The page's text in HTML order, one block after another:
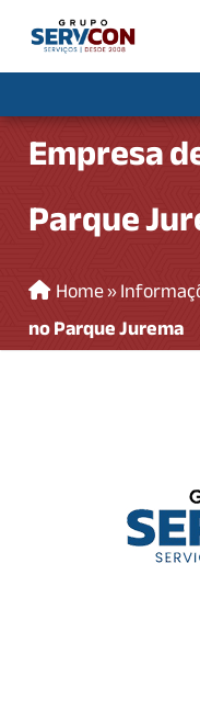
Empresa
Parque
Home»
no Parque Jurema